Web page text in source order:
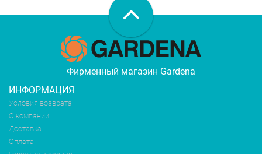
Фирменный магазин Gardena
ИНФОРМАЦИЯ
Условия возврата
О компании
Доставка
Оплата